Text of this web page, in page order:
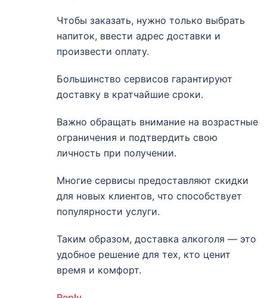
Чтобы заказать, нужно только выбрать
напиток, ввести адрес доставки и
произвести оплату.
Большинство сервисов гарантируют
доставку в кратчайшие сроки.
Важно обращать внимание на возрастные
ограничения и подтвердить свою
личность при получении.
Многие сервисы предоставляют скидки
для новых клиентов, что способствует
популярности услуги.
Таким образом, доставка алкоголя — это
удобное решение для тех, кто ценит
время и комфорт.